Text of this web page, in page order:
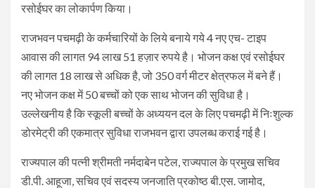
रसोईघर का लोकार्पण किया।
राजभवन पचमढ़ी के कर्मचारियों के लिये बनाये गये 4 नए एच- टाइप
आवास की लागत 94 लाख 51 हज़ार रुपये है। भोजन कक्ष एवं रसोईघर
की लागत 18 लाख से अधिक है, जो 350 वर्ग मीटर क्षेत्रफल में बने हैं।
नए भोजन कक्ष में 50 बच्चों को एक साथ भोजन की सुविधा है।
उल्लेखनीय है कि स्कूली बच्चों के अध्ययन दल के लिए पचमढ़ी में निःशुल्क
डोरमेट्री की एकमात्र सुविधा राजभवन द्वारा उपलब्ध कराई गई है।
राज्यपाल की पत्नी श्रीमती नर्मदाबेन पटेल, राज्यपाल के प्रमुख सचिव
डी.पी. आहूजा, सचिव एवं सदस्य जनजाति प्रकोष्ठ बी.एस. जामोद,